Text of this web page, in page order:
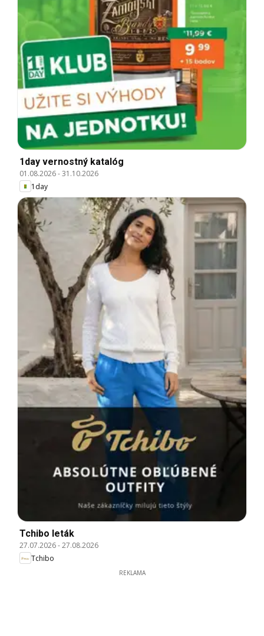
1day vernostný katalóg
01.08.2026-31.10.2026
1day
Tchibo leták
27.07.2026-27.08.2026
Tchibo
REKLAMA